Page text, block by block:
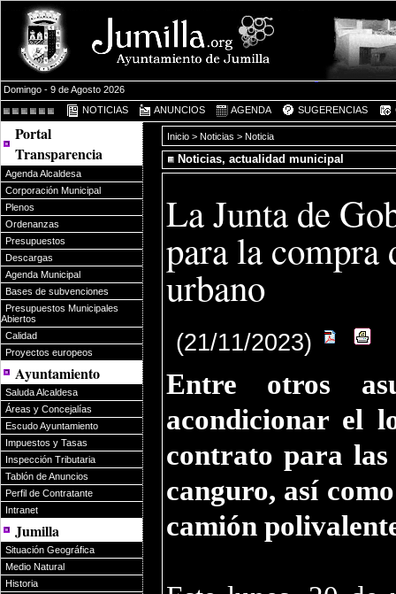
Domingo - 9 de Agosto 2026
NOTICIAS
ANUNCIOS AGENDA SUGERENCIAS
Portal
Transparencia
Agenda Alcaldesa
Corporación Municipal
Plenos
Ordenanzas
Presupuestos
Descargas
Agenda Municipal
Bases de subvenciones
Presupuestos Municipales
Abiertos
Calidad
Proyectos europeos
Ayuntamiento
Saluda Alcaldesa
Áreas y Concejalías
Escudo Ayuntamiento
Impuestos y Tasas
Inspección Tributaria
Tablón de Anuncios
Perfil de Contratante
Intranet
Jumilla
Situación Geográfica
Medio Natural
Historia
Inicio > Noticias > Noticia
Noticias, actualidad municipal
La Junta de
para la compra
urbano
(21/11/2023)
Entre otros
acondicionar el
contrato para las
canguro, así
camión